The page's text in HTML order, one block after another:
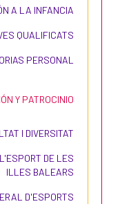
A LA INFANCIA
QUALIFICATS
PERSONAL
Y PATROCINIO
I DIVERSITAT
DE LES
ILLES BALEARS
D'ESPORTS